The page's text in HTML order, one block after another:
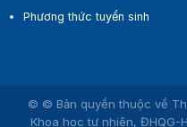
Phương thức tuyển sinh
© © Bản quyền thuộc về
Khoa học tự nhiên, ĐHQG-